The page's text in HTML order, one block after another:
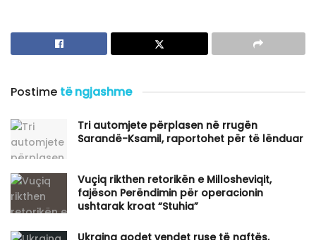
Postime të ngjashme
Tri automjete përplasen në rrugën
Sarandë-Ksamil, raportohet për të lënduar
Vuçiq rikthen retorikën e Millosheviqit,
fajëson Perëndimin për operacionin
ushtarak kroat “Stuhia”
Ukraina godet vendet ruse të naftës,